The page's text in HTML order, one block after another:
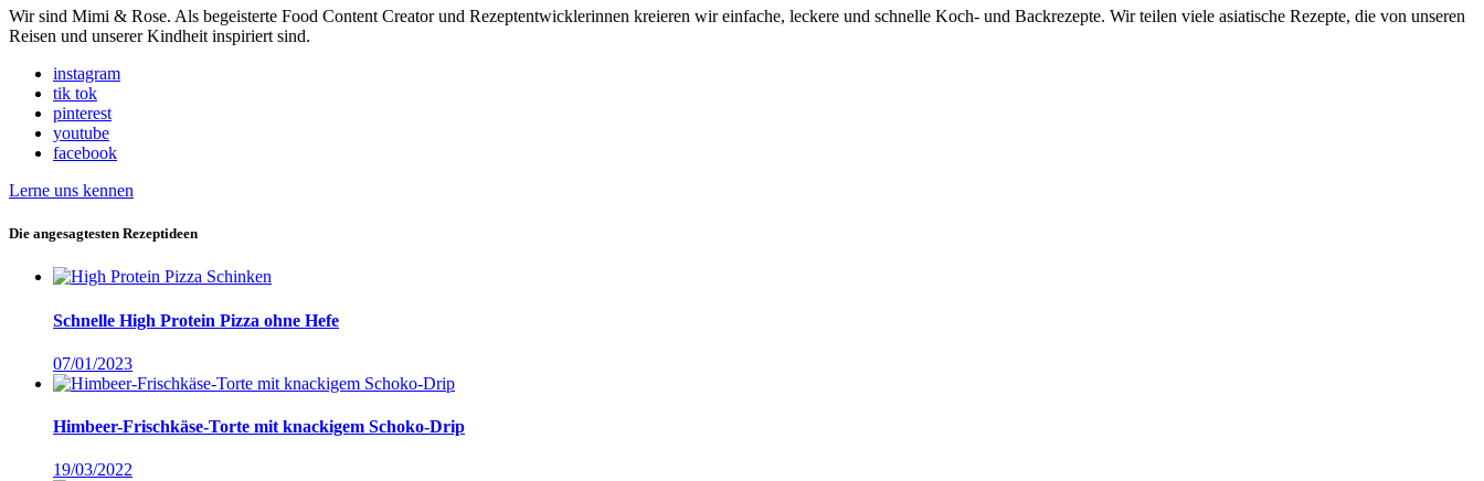
Wir sind Mimi & Rose. Als begeisterte Food Content Creator und Rezeptentwicklerinnen kreieren wir einfache, leckere und schnelle Koch- und Backrezepte. Wir teilen viele asiatische Rezepte, die von unseren
Reisen und unserer Kindheit inspiriert sind.
instagram
tik tok
pinterest
youtube
facebook
Lerne uns kennen
Die angesagtesten Rezeptideen
Schnelle High Protein Pizza ohne Hefe
07/01/2023
Himbeer-Frischkäse-Torte mit knackigem Schoko-Drip
19/03/2022